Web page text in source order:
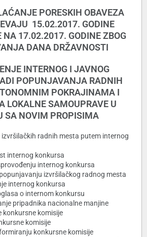
PORESKIH OBAVEZA
15.02.2017. GODINE
NA 17.02.2017. GODINE ZBOG
DANA DRŽAVNOSTI
INTERNOG I JAVNOG
POPUNJAVANJA RADNIH
POKRAJINAMA I
LOKALNE SAMOUPRAVE U
SA NOVIM PROPISIMA
radnih mesta putem internog
internog konkursa
internog konkursa
izvršilačkog radnog mesta
internog konkursa
o internom konkursu
pripadnika nacionalne manjine
konkursne komisije
komisije
konkursne komisije